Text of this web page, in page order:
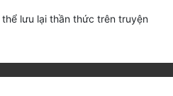
lưu lại thần thức trên truyện